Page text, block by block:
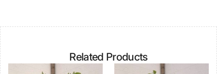
Related Products